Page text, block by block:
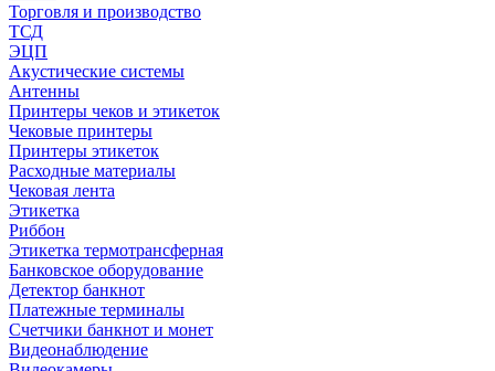
Торговля и производство
ТСД
ЭЦП
Акустические системы
Антенны
Принтеры чеков и этикеток
Чековые принтеры
Принтеры этикеток
Расходные материалы
Чековая лента
Этикетка
Риббон
Этикетка термотрансферная
Банковское оборудование
Детектор банкнот
Платежные терминалы
Счетчики банкнот и монет
Видеонаблюдение